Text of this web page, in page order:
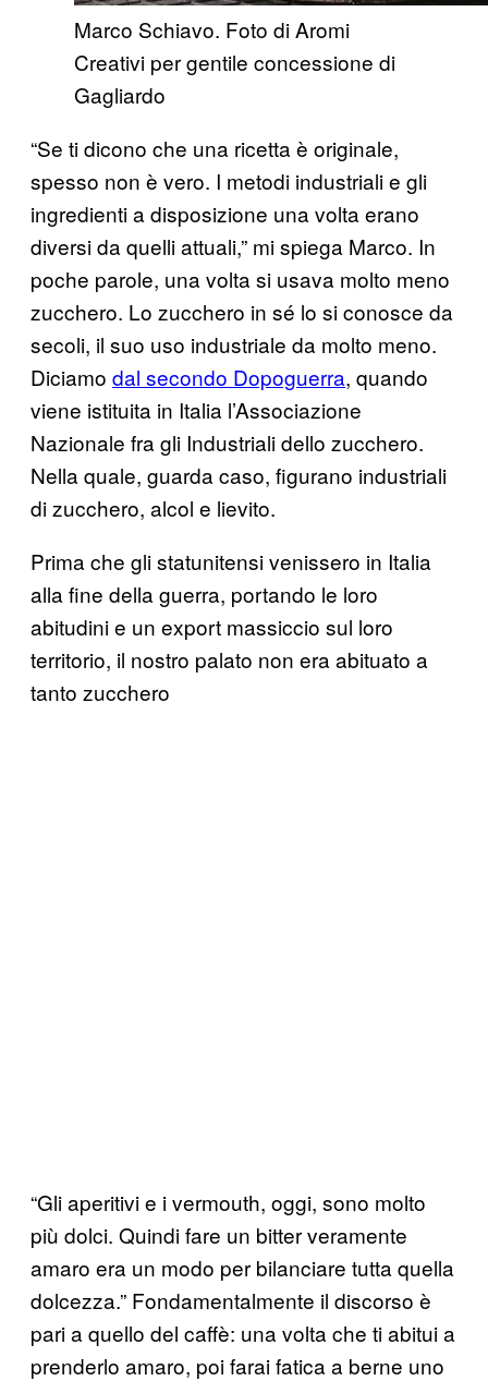
Marco Schiavo. Foto di Aromi
Creativi per gentile concessione di
Gagliardo​
“Se ti dicono che una ricetta è originale,
spesso non è vero. I metodi industriali e gli
ingredienti a disposizione una volta erano
diversi da quelli attuali,” mi spiega Marco. In
poche parole, una volta si usava molto meno
zucchero. Lo zucchero in sé lo si conosce da
secoli, il suo uso industriale da molto meno.
Diciamo dal secondo Dopoguerra, quando
viene istituita in Italia l’Associazione
Nazionale fra gli Industriali dello zucchero.
Nella quale, guarda caso, figurano industriali
di zucchero, alcol e lievito.
Prima che gli statunitensi venissero in Italia
alla fine della guerra, portando le loro
abitudini e un export massiccio sul loro
territorio, il nostro palato non era abituato a
tanto zucchero
“Gli aperitivi e i vermouth, oggi, sono molto
più dolci. Quindi fare un bitter veramente
amaro era un modo per bilanciare tutta quella
dolcezza.” Fondamentalmente il discorso è
pari a quello del caffè: una volta che ti abitui a
prenderlo amaro, poi farai fatica a berne uno